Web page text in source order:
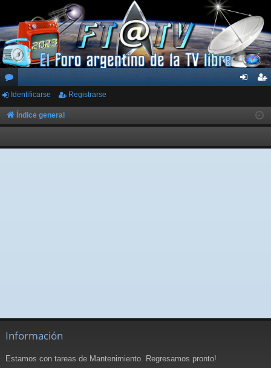
or
os
ar
ist
rs
Identificarse Registrarse
Índice general
Información
Estamos con tareas de Mantenimiento. Regresamos pronto!